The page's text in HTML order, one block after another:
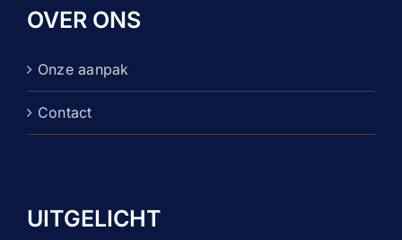
OVER ONS
Onze aanpak
Contact
UITGELICHT